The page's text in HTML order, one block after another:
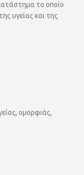
το οποίο
υγείας και της
ομορφιάς,